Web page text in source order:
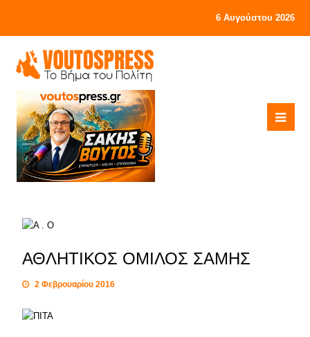
6 Αυγούστου 2026
ΑΘΛΗΤΙΚΟΣ ΟΜΙΛΟΣ ΣΑΜΗΣ
2 Φεβρουαρίου 2016